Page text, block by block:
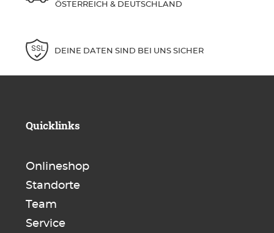
ÖSTERREICH & DEUTSCHLAND
DEINE DATEN SIND BEI UNS SICHER
Quicklinks
Onlineshop
Standorte
Team
Service